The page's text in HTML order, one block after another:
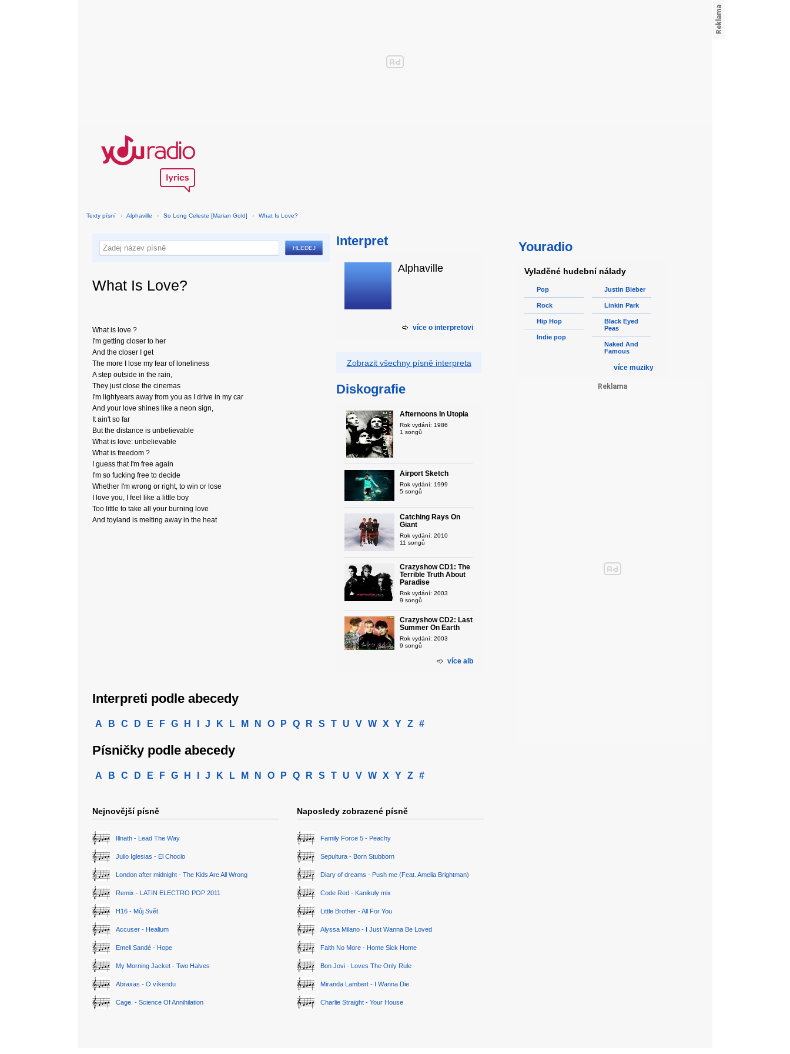
Texty písní › Alphaville › So Long Celeste [Marian Gold] › What Is Love?
What Is Love?
What is love ?
I'm getting closer to her
And the closer I get
The more I lose my fear of loneliness
A step outside in the rain,
They just close the cinemas
I'm lightyears away from you as I drive in my car
And your love shines like a neon sign,
It ain't so far
But the distance is unbelievable
What is love: unbelievable
What is freedom ?
I guess that I'm free again
I'm so fucking free to decide
Whether I'm wrong or right, to win or lose
I love you, I feel like a little boy
Too little to take all your burning love
And toyland is melting away in the heat
Interpret
Alphaville
více o interpretovi
Zobrazit všechny písně interpreta
Diskografie
Afternoons In Utopia
Rok vydání: 1986
1 songů
Airport Sketch
Rok vydání: 1999
5 songů
Catching Rays On
Giant
Rok vydání: 2010
11 songů
Crazyshow CD1: The
Terrible Truth About
Paradise
Rok vydání: 2003
9 songů
Crazyshow CD2: Last
Summer On Earth
Rok vydání: 2003
9 songů
více alb
Interpreti podle abecedy
A B C D E F G H J K L M N O P Q R S T U V W X Y Z #
Písničky podle abecedy
A B C D E F G H J K L M N O P Q R S T U V W X Y Z #
Nejnovější písně
Illnath - Lead The Way
Julio Iglesias - El Choclo
London after midnight - The Kids Are All Wrong
Remix - LATIN ELECTRO POP 2011
H16 - Můj Svět
Accuser - Healium
Emeli Sandé - Hope
My Morning Jacket - Two Halves
Abraxas - O víkendu
Cage. - Science Of Annihilation
Naposledy zobrazené písně
Family Force 5 - Peachy
Sepultura - Born Stubborn
Diary of dreams - Push me (Feat. Amelia Brightman)
Code Red - Kanikuly mix
Little Brother - All For You
Alyssa Milano - I Just Wanna Be Loved
Faith No More - Home Sick Home
Bon Jovi - Loves The Only Rule
Miranda Lambert - I Wanna Die
Charlie Straight - Your House
Youradio
Vyladěné hudební nálady
Pop
Rock
Hip Hop
Indie pop
Justin Bieber
Linkin Park
Black Eyed
Peas
Naked And
Famous
více muziky